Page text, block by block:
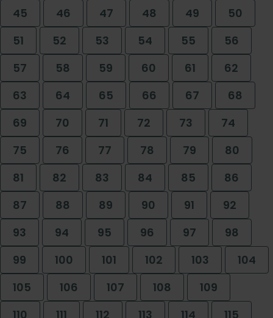
45
46 47 48 49
50
51
52 53 54 55
56
57
58 59 60 61
62
63
64 65 66 67
68
69
70 71 72 73
74
75
76 77 78 79
80
81
82 83 84 85
86
87
88 89 90 91
92
93
94 95 96 97
98
99
100 101 102 103
104
105
106 107 108
109
110
111 112 113 114
115